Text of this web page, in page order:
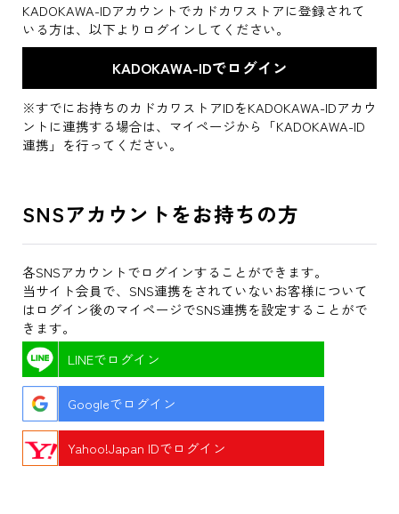
KADOKAWA-IDアカウントでカドカワストアに登録されて
いる方は、以下よりログインしてください。
※すでにお持ちのカドカワストアIDをKADOKAWA-IDアカウ
ントに連携する場合は、マイページから「KADOKAWA-ID
連携」を行ってください。
SNSアカウントをお持ちの方
各SNSアカウントでログインすることができます。
当サイト会員で、SNS連携をされていないお客様について
はログイン後のマイページでSNS連携を設定することがで
きます。
LINEでログイン
Googleでログイン
Yahoo!Japan IDでログイン